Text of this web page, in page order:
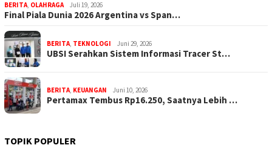
BERITA, OLAHRAGA Juli 19, 2026
Final Piala Dunia 2026 Argentina vs Span…
BERITA, TEKNOLOGI Juni 29, 2026
UBSI Serahkan Sistem Informasi Tracer St…
BERITA, KEUANGAN Juni 10, 2026
Pertamax Tembus Rp16.250, Saatnya Lebih …
TOPIK POPULER